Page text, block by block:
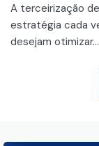
A terceirização
estratégia cada
desejam otimizar...